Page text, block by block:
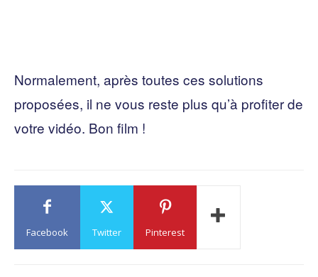
Normalement, après toutes ces solutions
proposées, il ne vous reste plus qu’à profiter de
votre vidéo. Bon film !
Facebook Twitter Pinterest